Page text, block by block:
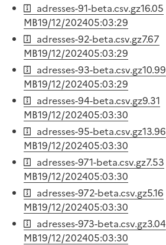
adresses-91-beta.csv.gz16.05
MB19/12/202405:03:29
adresses-92-beta.csv.gz7.67
MB19/12/202405:03:29
adresses-93-beta.csv.gz10.99
MB19/12/202405:03:29
adresses-94-beta.csv.gz9.31
MB19/12/202405:03:30
adresses-95-beta.csv.gz13.96
MB19/12/202405:03:30
adresses-971-beta.csv.gz7.53
MB19/12/202405:03:30
adresses-972-beta.csv.gz5.16
MB19/12/202405:03:30
adresses-973-beta.csv.gz3.04
MB19/12/202405:03:30